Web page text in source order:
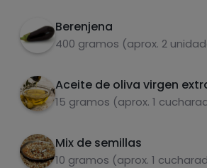
Berenjena
400 gramos (aprox. 2
Aceite de oliva virgen
15 gramos (aprox. 1
Mix de semillas
10 gramos (aprox. 1
demás ingredientes y triturar.
Carbohidratos